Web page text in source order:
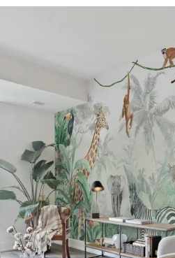
Standard
45.00 .00€/m²
Premium
56.6734.00 €/m²
Vinil Premium
65.0039.00€/m²